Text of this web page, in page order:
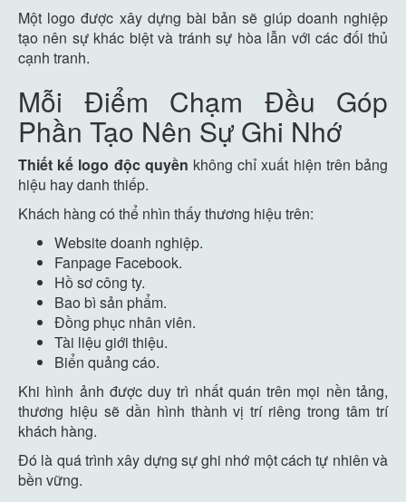
Một logo được xây dựng bài bản sẽ giúp doanh nghiệp
tạo nên sự khác biệt và tránh sự hòa lẫn với các đối thủ
cạnh tranh.
Mỗi Điểm Chạm Đều Góp
Phần Tạo Nên Sự Ghi Nhớ
Thiết kế logo độc quyền không chỉ xuất hiện trên bảng
hiệu hay danh thiếp.
Khách hàng có thể nhìn thấy thương hiệu trên:
Website doanh nghiệp.
Fanpage Facebook.
Hồ sơ công ty.
Bao bì sản phẩm.
Đồng phục nhân viên.
Tài liệu giới thiệu.
Biển quảng cáo.
Khi hình ảnh được duy trì nhất quán trên mọi nền tảng,
thương hiệu sẽ dần hình thành vị trí riêng trong tâm trí
khách hàng.
Đó là quá trình xây dựng sự ghi nhớ một cách tự nhiên và
bền vững.